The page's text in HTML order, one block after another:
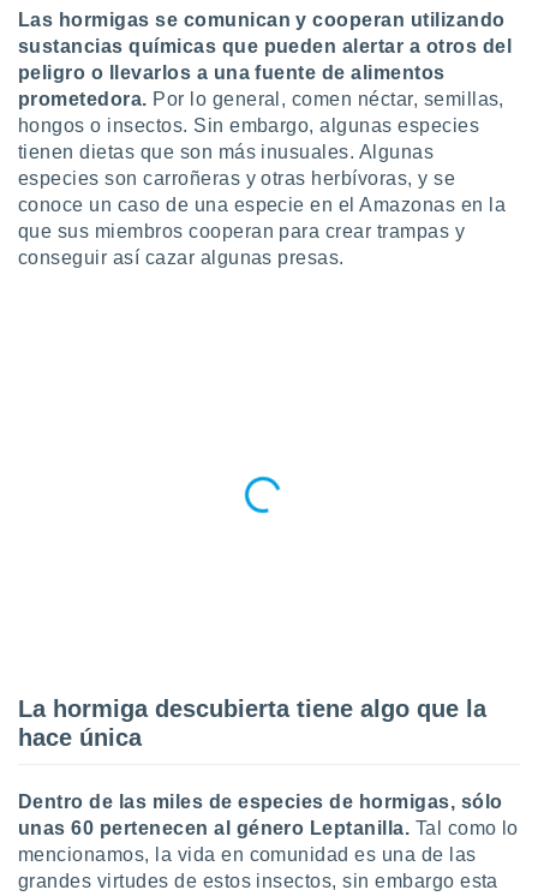
Las hormigas se comunican y cooperan utilizando
sustancias químicas que pueden alertar a otros del
peligro o llevarlos a una fuente de alimentos
prometedora. Por lo general, comen néctar, semillas,
hongos o insectos. Sin embargo, algunas especies
tienen dietas que son más inusuales. Algunas
especies son carroñeras y otras herbívoras, y se
conoce un caso de una especie en el Amazonas en la
que sus miembros cooperan para crear trampas y
conseguir así cazar algunas presas.
La hormiga descubierta tiene algo que la
hace única
Dentro de las miles de especies de hormigas, sólo
unas 60 pertenecen al género Leptanilla. Tal como lo
mencionamos, la vida en comunidad es una de las
grandes virtudes de estos insectos, sin embargo esta